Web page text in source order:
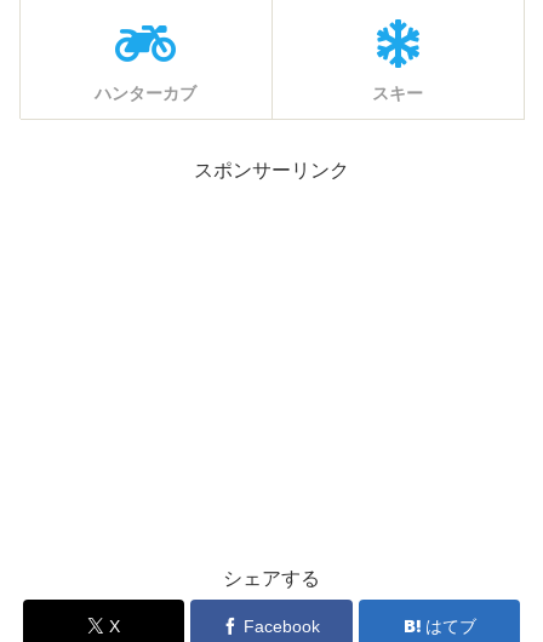
ハンターカブ スキー
スポンサーリンク
シェアする
X Facebook はてブ